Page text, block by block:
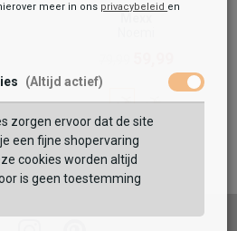
Touwzool
AAN WINKELTAS
winkeltas!
meer in ons privacybeleid en
(Altijd actief)
zorgen ervoor dat de site
een fijne shopervaring
cookies worden altijd
is geen toestemming